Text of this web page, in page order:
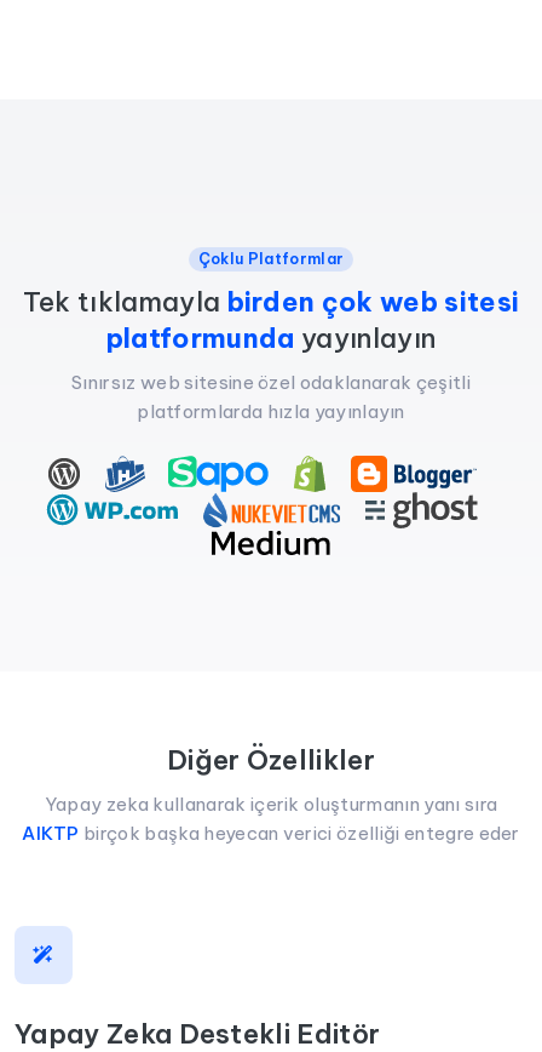
Çoklu Platformlar
Tek tıklamayla birden çok web sitesi
platformunda yayınlayın
Sınırsız web sitesine özel odaklanarak çeşitli
platformlarda hızla yayınlayın
Diğer Özellikler
Yapay zeka kullanarak içerik oluşturmanın yanı sıra
AIKTP birçok başka heyecan verici özelliği entegre eder
Yapay Zeka Destekli Editör